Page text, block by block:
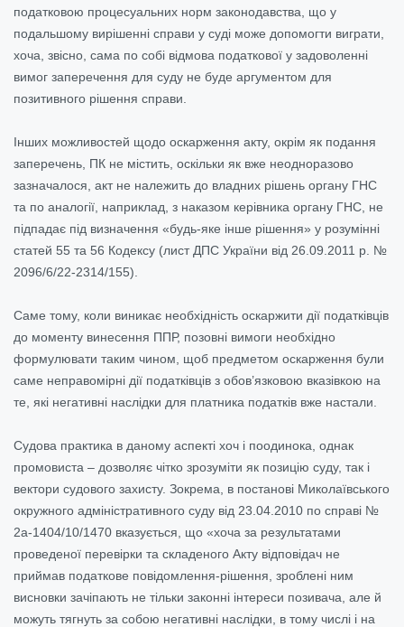
податковою процесуальних норм законодавства, що у
подальшому вирішенні справи у суді може допомогти виграти,
хоча, звісно, сама по собі відмова податкової у задоволенні
вимог заперечення для суду не буде аргументом для
позитивного рішення справи.
Інших можливостей щодо оскарження акту, окрім як подання
заперечень, ПК не містить, оскільки як вже неодноразово
зазначалося, акт не належить до владних рішень органу ГНС
та по аналогії, наприклад, з наказом керівника органу ГНС, не
підпадає під визначення «будь-яке інше рішення» у розумінні
статей 55 та 56 Кодексу (лист ДПС України від 26.09.2011 р. №
2096/6/22-2314/155).
Саме тому, коли виникає необхідність оскаржити дії податківців
до моменту винесення ППР, позовні вимоги необхідно
формулювати таким чином, щоб предметом оскарження були
саме неправомірні дії податківців з обов’язковою вказівкою на
те, які негативні наслідки для платника податків вже настали.
Судова практика в даному аспекті хоч і поодинока, однак
промовиста – дозволяє чітко зрозуміти як позицію суду, так і
вектори судового захисту. Зокрема, в постанові Миколаївського
окружного адміністративного суду від 23.04.2010 по справі №
2а-1404/10/1470 вказується, що «хоча за результатами
проведеної перевірки та складеного Акту відповідач не
приймав податкове повідомлення-рішення, зроблені ним
висновки зачіпають не тільки законні інтереси позивача, але й
можуть тягнуть за собою негативні наслідки, в тому числі і на